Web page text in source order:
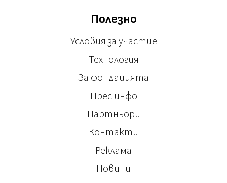
Полезно
Условия за участие
Технология
За фондацията
Прес инфо
Партньори
Контакти
Реклама
Новини